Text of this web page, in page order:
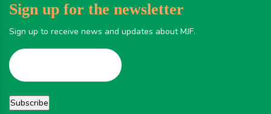
Sign up for the newsletter
Sign up to receive news and updates about MJF.